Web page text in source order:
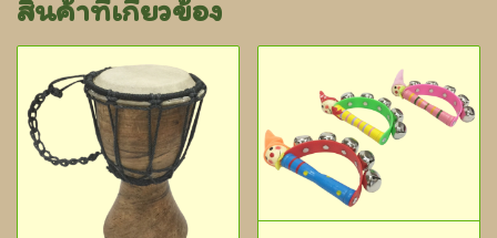
สินค้าที่เกี่ยวข้อง